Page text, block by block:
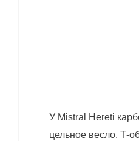
У Mistral Hereti
цельное весло. Т-